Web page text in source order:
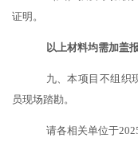
证明。
以上材料均需加盖
九、本项目不组织
员现场踏勘。
请各相关单位于